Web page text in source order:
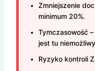
Zmniejszenie
minimum 20%.
Tymczasowość
jest tu
Ryzyko kontroli